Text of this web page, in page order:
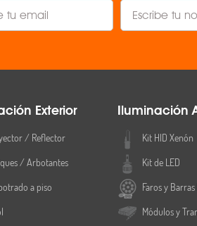
Exterior
/ Reflector
/ Arbotantes
a piso
Iluminación
Kit HID Xenón
Kit de LED
Faros y Barras
Módulos y